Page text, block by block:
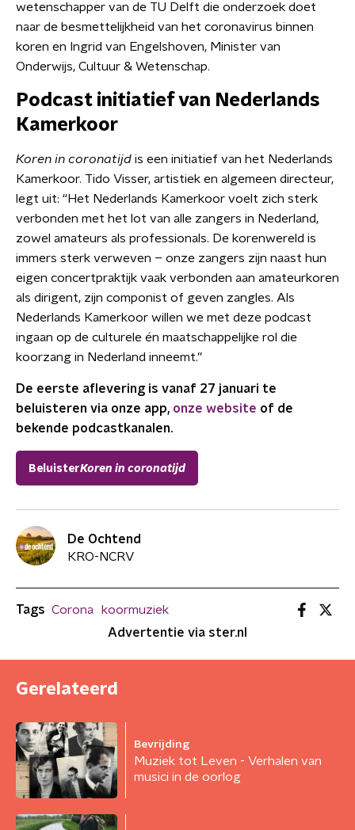
wetenschapper van de TU Delft die onderzoek doet
naar de besmettelijkheid van het coronavirus binnen
koren en Ingrid van Engelshoven, Minister van
Onderwijs, Cultuur & Wetenschap.
Podcast initiatief van Nederlands
Kamerkoor
Koren in coronatijd is een initiatief van het Nederlands
Kamerkoor. Tido Visser, artistiek en algemeen directeur,
legt uit: “Het Nederlands Kamerkoor voelt zich sterk
verbonden met het lot van alle zangers in Nederland,
zowel amateurs als professionals. De korenwereld is
immers sterk verweven – onze zangers zijn naast hun
eigen concertpraktijk vaak verbonden aan amateurkoren
als dirigent, zijn componist of geven zangles. Als
Nederlands Kamerkoor willen we met deze podcast
ingaan op de culturele én maatschappelijke rol die
koorzang in Nederland inneemt.”
De eerste aflevering is vanaf 27 januari te
beluisteren via onze app, onze website of de
bekende podcastkanalen.
BeluisterKoren in coronatijd
De Ochtend
KRO-NCRV
Tags Corona
koormuziek
Advertentie via ster.nl
Gerelateerd
Bevrijding
Muziek tot Leven - Verhalen van
musici in de oorlog